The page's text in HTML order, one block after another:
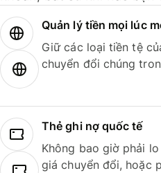
Quản lý tiền mọi lúc
Giữ các loại tiền tệ
chuyển đổi chúng
Thẻ ghi nợ quốc tế
Không bao giờ phải
giá chuyển đổi, hoặc